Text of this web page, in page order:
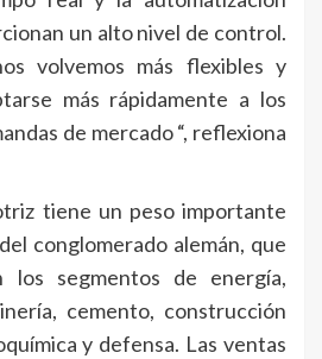
un alto nivel de control.
volvemos más flexibles y
más rápidamente a los
de mercado “, reflexiona
tiene un peso importante
conglomerado alemán, que
los segmentos de energía,
cemento, construcción
y defensa. Las ventas